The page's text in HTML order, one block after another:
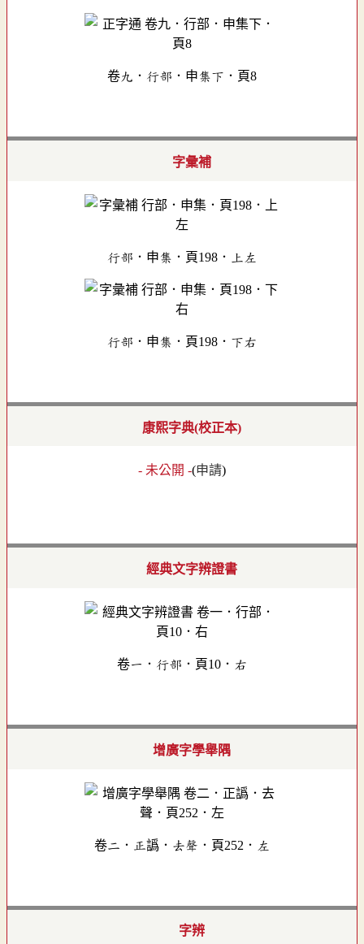
卷九．行部．申集下．頁8
字彙補
行部．申集．頁198．上左
行部．申集．頁198．下右
康熙字典(校正本)
- 未公開 -(申請)
經典文字辨證書
卷一．行部．頁10．右
增廣字學舉隅
卷二．正譌．去聲．頁252．左
字辨